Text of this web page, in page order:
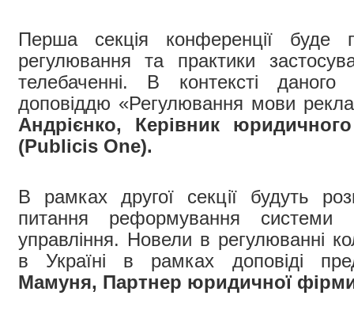
Перша секція конференції буде
регулювання та практики
телебаченні. В контексті
доповіддю «Регулювання мови
Андрієнко, Керівник
(Publicis One).
В рамках другої секції будуть
питання реформування системи
управління. Новели в регулюванні
в Україні в рамках доповіді
Мамуня, Партнер юридичної